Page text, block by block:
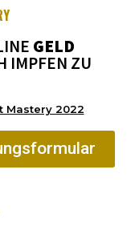
GELD
IMPFEN ZU
Mastery 2022